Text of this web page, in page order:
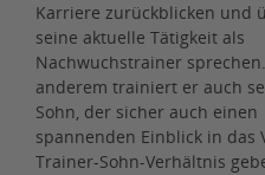
Karriere zurückblicken und
seine aktuelle Tätigkeit als
Nachwuchstrainer
anderem trainiert er auch
Sohn, der sicher auch einen
spannenden Einblick in das
Trainer-Sohn-Verhältnis